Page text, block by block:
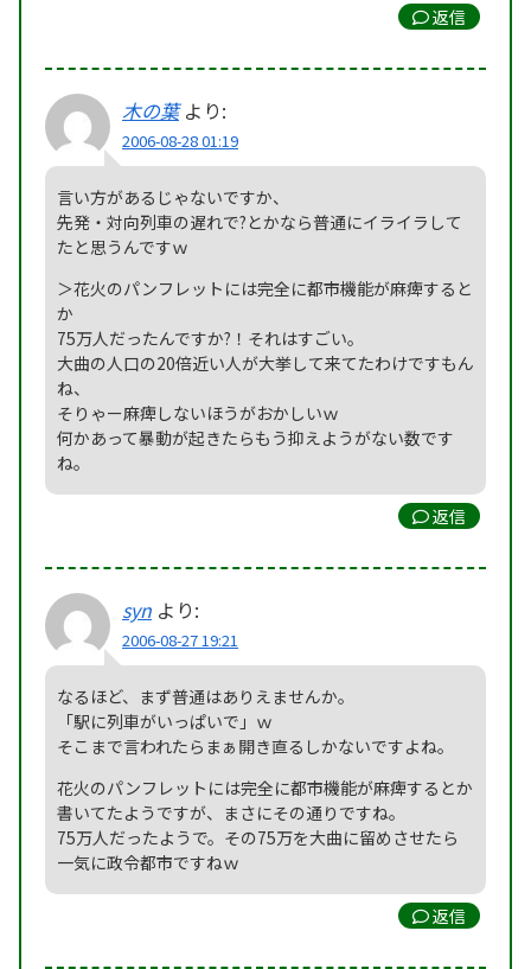
返信
木の葉 より:
2006-08-28 01:19
言い方があるじゃないですか、
先発・対向列車の遅れで?とかなら普通にイライラして
たと思うんですｗ
＞花火のパンフレットには完全に都市機能が麻痺すると
か
75万人だったんですか?！それはすごい。
大曲の人口の20倍近い人が大挙して来てたわけですもん
ね、
そりゃー麻痺しないほうがおかしいｗ
何かあって暴動が起きたらもう抑えようがない数です
ね。
返信
syn より:
2006-08-27 19:21
なるほど、まず普通はありえませんか。
「駅に列車がいっぱいで」ｗ
そこまで言われたらまぁ開き直るしかないですよね。
花火のパンフレットには完全に都市機能が麻痺するとか
書いてたようですが、まさにその通りですね。
75万人だったようで。その75万を大曲に留めさせたら
一気に政令都市ですねｗ
返信